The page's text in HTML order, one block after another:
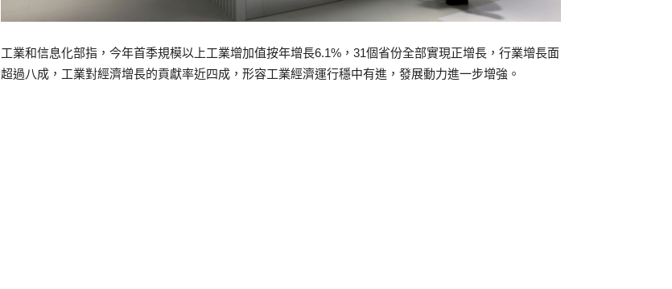
工業和信息化部指，今年首季規模以上工業增加值按年增長6.1%，31個省份全部實現正增長，行業增長面
超過八成，工業對經濟增長的貢獻率近四成，形容工業經濟運行穩中有進，發展動力進一步增強。